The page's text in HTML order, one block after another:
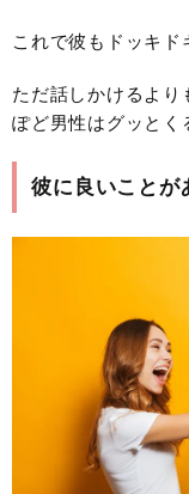
これで彼もドッキド
ただ話しかけるより
ぽど男性はグッとく
彼に良いことが